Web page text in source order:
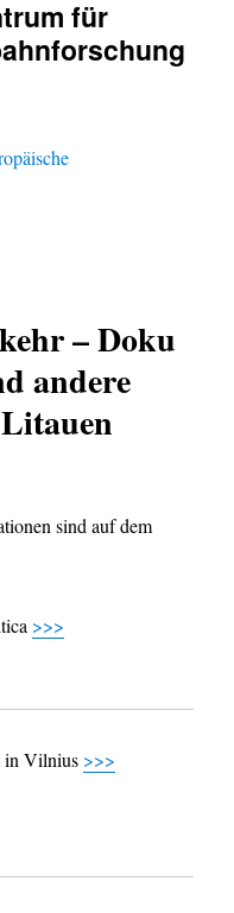
für
– Doku
andere
sind auf dem
>>>
in Vilnius >>>